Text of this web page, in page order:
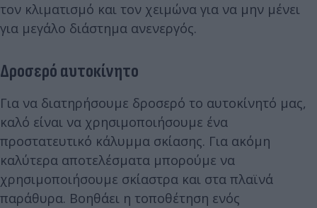
τον κλιματισμό και τον χειμώνα για να μην μένει
για μεγάλο διάστημα ανενεργός.
Δροσερό αυτοκίνητο
Για να διατηρήσουμε δροσερό το αυτοκίνητό μας,
καλό είναι να χρησιμοποιήσουμε ένα
προστατευτικό κάλυμμα σκίασης. Για ακόμη
καλύτερα αποτελέσματα μπορούμε να
χρησιμοποιήσουμε σκίαστρα και στα πλαϊνά
παράθυρα. Βοηθάει η τοποθέτηση ενός